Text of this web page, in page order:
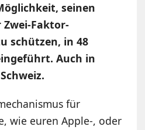
seinen
Faktor-
schützen, in 48
Auch in
für
wie euren Apple-, oder